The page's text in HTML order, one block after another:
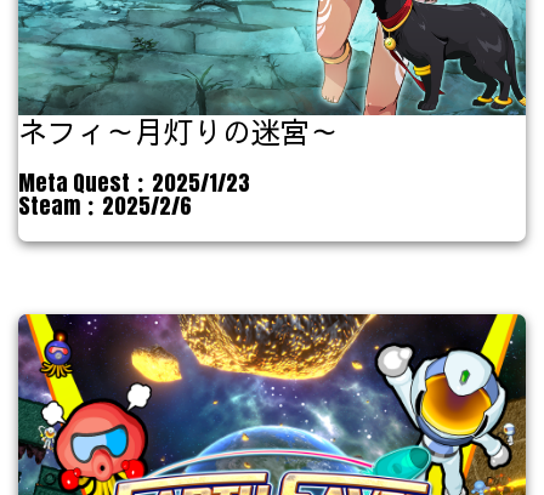
ネフィ～月灯りの迷宮～
Meta Quest：2025/1/23
Steam：2025/2/6